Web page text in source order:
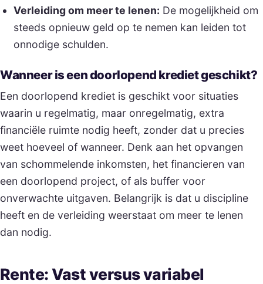
Verleiding om meer te lenen: De mogelijkheid om
steeds opnieuw geld op te nemen kan leiden tot
onnodige schulden.
Wanneer is een doorlopend krediet geschikt?
Een doorlopend krediet is geschikt voor situaties
waarin u regelmatig, maar onregelmatig, extra
financiële ruimte nodig heeft, zonder dat u precies
weet hoeveel of wanneer. Denk aan het opvangen
van schommelende inkomsten, het financieren van
een doorlopend project, of als buffer voor
onverwachte uitgaven. Belangrijk is dat u discipline
heeft en de verleiding weerstaat om meer te lenen
dan nodig.
Rente: Vast versus variabel